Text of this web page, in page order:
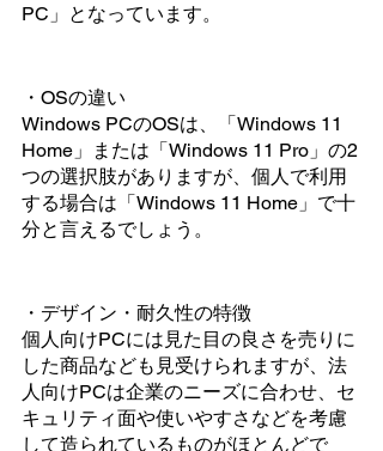
PC」となっています。
・OSの違い
Windows PCのOSは、「Windows 11
Home」または「Windows 11 Pro」の2
つの選択肢がありますが、個人で利用
する場合は「Windows 11 Home」で十
分と言えるでしょう。
・デザイン・耐久性の特徴
個人向けPCには見た目の良さを売りに
した商品なども見受けられますが、法
人向けPCは企業のニーズに合わせ、セ
キュリティ面や使いやすさなどを考慮
して造られているものがほとんどで